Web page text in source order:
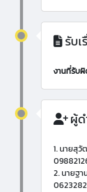
รับเ
งานที่รับ
ผู้ด
1. นายสุ
2. นายฐ